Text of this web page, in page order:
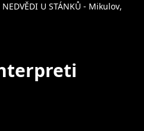
U STÁNKŮ - Mikulov,